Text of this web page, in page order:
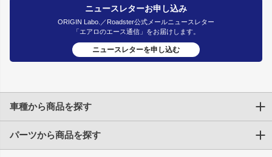
ニュースレターお申し込み
ORIGIN Labo.／Roadster公式メールニュースレター
「エアロのエース通信」をお届けします。
ニュースレターを申し込む
車種から商品を探す
トヨタ
パーツから商品を探す